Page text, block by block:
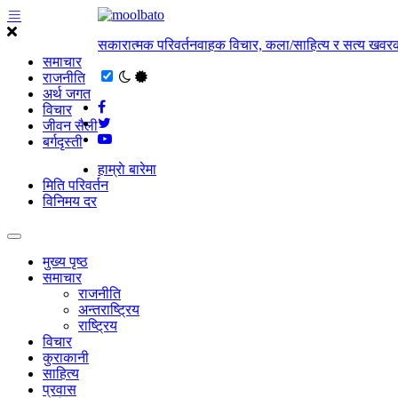
समाचार
राजनीति
अर्थ जगत
विचार
जीवन सैली
बर्गदृस्ती
सकारात्मक परिवर्तनवाहक विचार, कला/साहित्य र सत्य
हाम्राे बारेमा
मिति परिवर्तन
विनिमय दर
मुख्य पृष्ठ
समाचार
राजनीति
अन्तराष्ट्रिय
राष्ट्रिय
विचार
कुराकानी
साहित्य
प्रवास